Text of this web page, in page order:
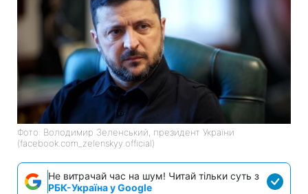
Фото: Володимир Зеленський, президент України
(facebook.com_zelenskyy.official)
Не витрачай час на шум! Читай тільки суть з
РБК-Україна у Google